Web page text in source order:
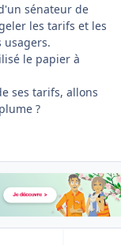
sénateur de
les tarifs et les
usagers.
le papier à
ses tarifs, allons
?